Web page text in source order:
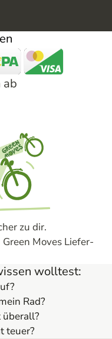
zu dir.
Moves Liefer-
wolltest:
Rad?
teuer?